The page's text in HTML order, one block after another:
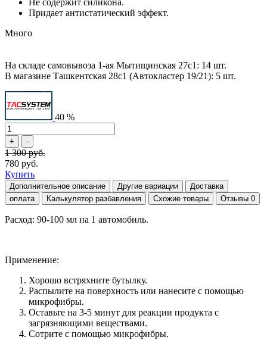
Не содержит силикона.
Придает антистатический эффект.
Много
На складе самовывоза 1-ая Мытищинская 27с1: 14 шт.
В магазине Ташкентская 28с1 (Автокластер 19/21): 5 шт.
40 %
1 300 руб.
780 руб.
Купить
Дополнительное описание Другие вариации
Доставка
оплата
Калькулятор разбавления Схожие товары Отзывы 0
Расход: 90-100 мл на 1 автомобиль.
Применение:
Хорошо встряхните бутылку.
Распылите на поверхность или нанесите с помощью
микрофибры.
Оставьте на 3-5 минут для реакции продукта с
загрязняющими веществами.
Сотрите с помощью микрофибры.